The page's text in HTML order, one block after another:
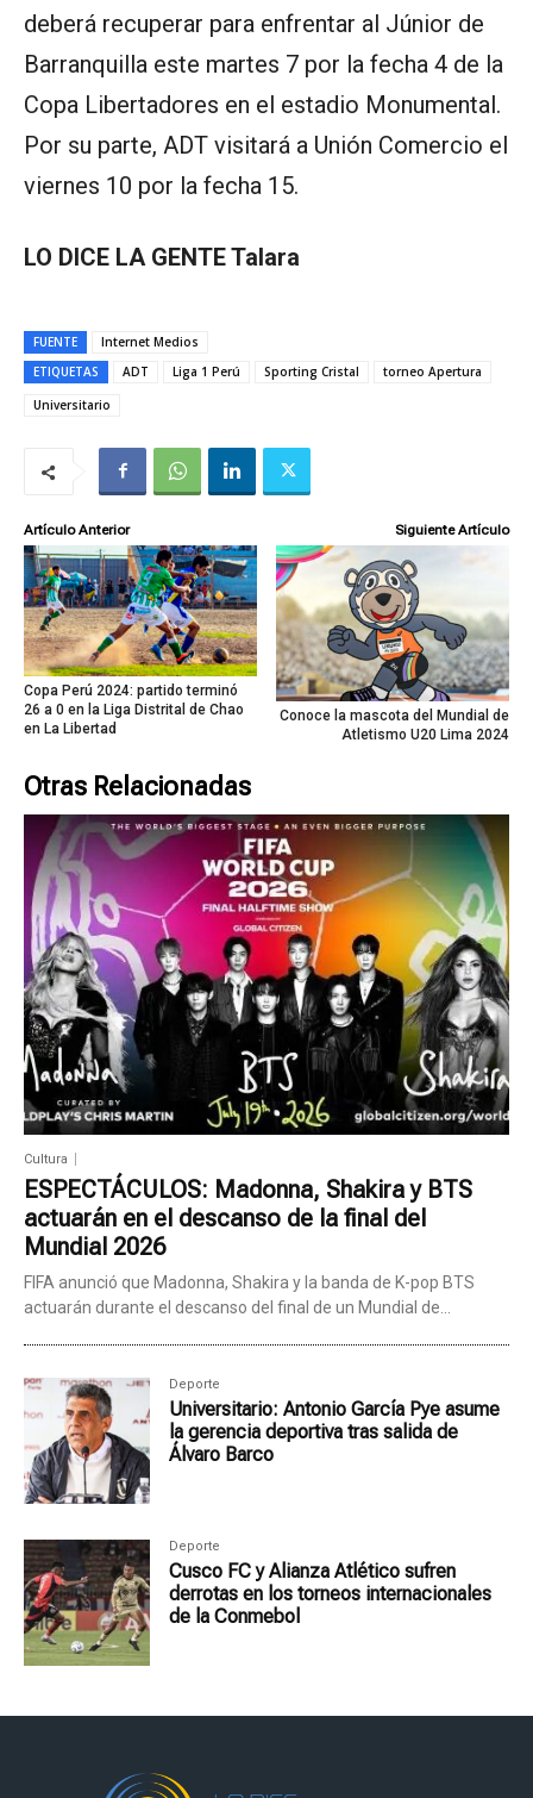
deberá recuperar para enfrentar al Júnior de
Barranquilla este martes 7 por la fecha 4 de la
Copa Libertadores en el estadio Monumental.
Por su parte, ADT visitará a Unión Comercio el
viernes 10 por la fecha 15.
LO DICE LA GENTE Talara
FUENTE
Internet Medios
ETIQUETAS
ADT Liga 1 Perú Sporting Cristal
torneo Apertura
Universitario
Artículo Anterior
Copa Perú 2024: partido terminó
26 a 0 en la Liga Distrital de Chao
en La Libertad
Siguiente Artículo
Conoce la mascota del Mundial de
Atletismo U20 Lima 2024
Otras Relacionadas
Cultura
ESPECTÁCULOS: Madonna, Shakira y BTS
actuarán en el descanso de la final del
Mundial 2026
FIFA anunció que Madonna, Shakira y la banda de K-pop BTS
actuarán durante el descanso del final de un Mundial de...
Deporte
Universitario: Antonio García Pye asume
la gerencia deportiva tras salida de
Álvaro Barco
Deporte
Cusco FC y Alianza Atlético sufren
derrotas en los torneos internacionales
de la Conmebol